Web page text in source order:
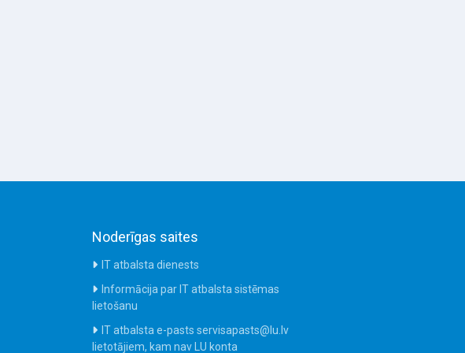
Noderīgas saites
IT atbalsta dienests
Informācija par IT atbalsta sistēmas
lietošanu
IT atbalsta e-pasts servisapasts@lu.lv
lietotājiem, kam nav LU konta